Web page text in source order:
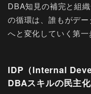
DBA知見の補完と組
の循環は、誰もがデ
へと変化していく第一
IDP（Internal
DBAスキルの民主化